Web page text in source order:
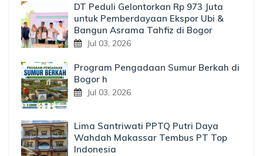
DT Peduli Gelontorkan Rp 973 Juta
untuk Pemberdayaan Ekspor Ubi &
Bangun Asrama Tahfiz di Bogor
Jul 03, 2026
Program Pengadaan Sumur Berkah di
Bogor h
Jul 03, 2026
Lima Santriwati PPTQ Putri Daya
Wahdah Makassar Tembus PT Top
Indonesia